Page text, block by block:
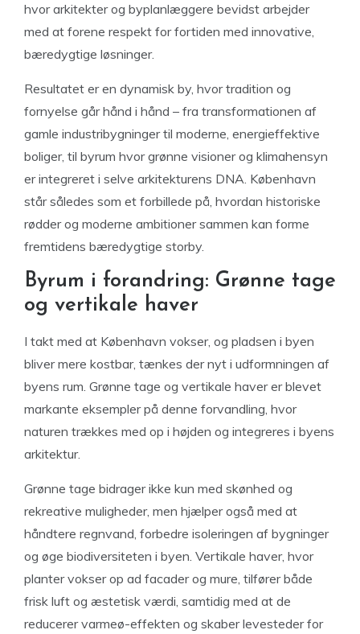
hvor arkitekter og byplanlæggere bevidst arbejder
med at forene respekt for fortiden med innovative,
bæredygtige løsninger.
Resultatet er en dynamisk by, hvor tradition og
fornyelse går hånd i hånd – fra transformationen af
gamle industribygninger til moderne, energieffektive
boliger, til byrum hvor grønne visioner og klimahensyn
er integreret i selve arkitekturens DNA. København
står således som et forbillede på, hvordan historiske
rødder og moderne ambitioner sammen kan forme
fremtidens bæredygtige storby.
Byrum i forandring: Grønne tage
og vertikale haver
I takt med at København vokser, og pladsen i byen
bliver mere kostbar, tænkes der nyt i udformningen af
byens rum. Grønne tage og vertikale haver er blevet
markante eksempler på denne forvandling, hvor
naturen trækkes med op i højden og integreres i byens
arkitektur.
Grønne tage bidrager ikke kun med skønhed og
rekreative muligheder, men hjælper også med at
håndtere regnvand, forbedre isoleringen af bygninger
og øge biodiversiteten i byen. Vertikale haver, hvor
planter vokser op ad facader og mure, tilfører både
frisk luft og æstetisk værdi, samtidig med at de
reducerer varmeø-effekten og skaber levesteder for